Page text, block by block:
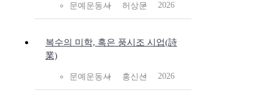
문예운동사 허상문 2026
복수의 미학, 혹은 풍시조 시업(詩
業)
문예운동사 홍신선 2026